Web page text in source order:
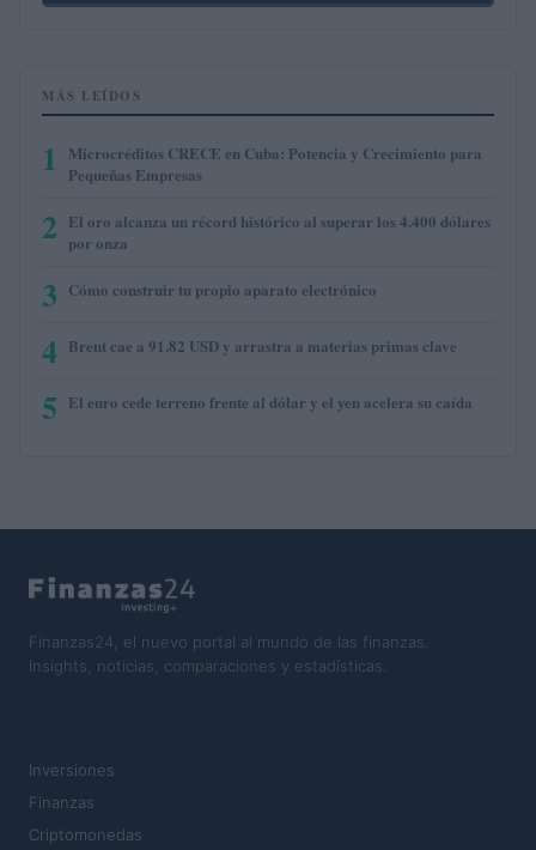
MÁS LEÍDOS
1
Microcréditos CRECE en Cuba: Potencia y Crecimiento para
Pequeñas Empresas
2 El oro alcanza un récord histórico al superar los 4.400 dólares
por onza
3 Cómo construir tu propio aparato electrónico
4 Brent cae a 91.82 USD y arrastra a materias primas clave
5 El euro cede terreno frente al dólar y el yen acelera su caída
Finanzas24, el nuevo portal al mundo de las finanzas.
Insights, noticias, comparaciones y estadísticas.
Inversiones
Finanzas
Criptomonedas